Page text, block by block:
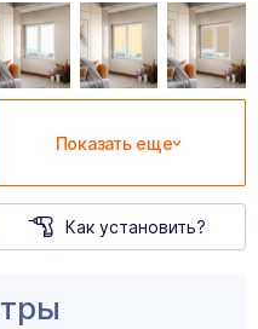
Показать еще
Как установить?